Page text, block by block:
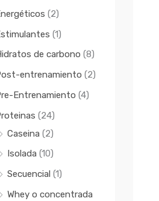
(2)
(1)
de carbono (8)
entrenamiento (2)
Entrenamiento (4)
(24)
Caseina (2)
Isolada (10)
Secuencial (1)
Whey o concentrada